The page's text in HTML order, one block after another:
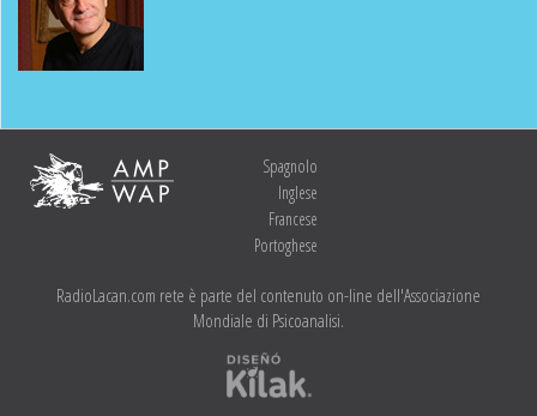
Spagnolo
Inglese
Francese
Portoghese
RadioLacan.com rete è parte del contenuto on-line dell'Associazione
Mondiale di Psicoanalisi.